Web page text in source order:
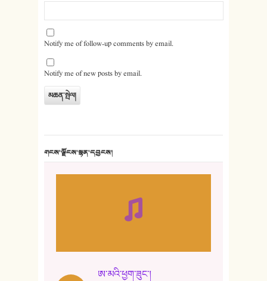
Notify me of follow-up comments by email.
Notify me of new posts by email.
གངས་ལྗོངས་སྙན་དབྱངས།
ཨ་མའི་ཕྱག་ཟུང་།